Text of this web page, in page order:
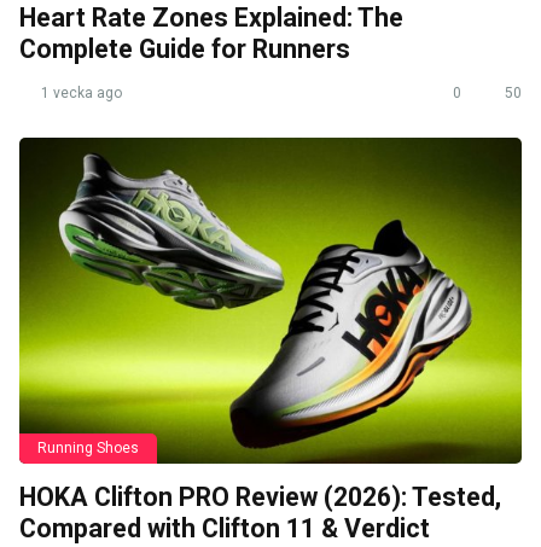
Heart Rate Zones Explained: The
Complete Guide for Runners
1 vecka ago 0 50
Running Shoes
HOKA Clifton PRO Review (2026): Tested,
Compared with Clifton 11 & Verdict